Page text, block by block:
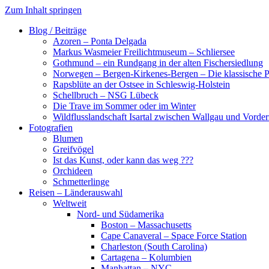
Zum Inhalt springen
Blog / Beiträge
Azoren – Ponta Delgada
Markus Wasmeier Freilichtmuseum – Schliersee
Gothmund – ein Rundgang in der alten Fischersiedlung
Norwegen – Bergen-Kirkenes-Bergen – Die klassische
Rapsblüte an der Ostsee in Schleswig-Holstein
Schellbruch – NSG Lübeck
Die Trave im Sommer oder im Winter
Wildflusslandschaft Isartal zwischen Wallgau und
Fotografien
Blumen
Greifvögel
Ist das Kunst, oder kann das weg ???
Orchideen
Schmetterlinge
Reisen – Länderauswahl
Weltweit
Nord- und Südamerika
Boston – Massachusetts
Cape Canaveral – Space Force Station
Charleston (South Carolina)
Cartagena – Kolumbien